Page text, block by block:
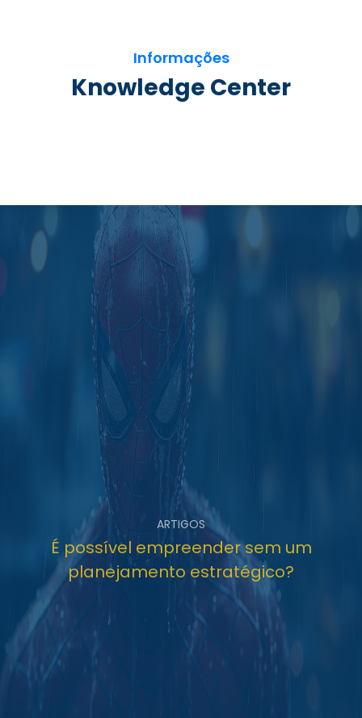
Informações
Knowledge Center
ARTIGOS
É possível empreender sem um
planejamento estratégico?